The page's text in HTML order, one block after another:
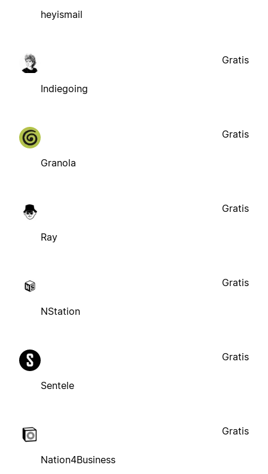
heyismail
Indiegoing
Gratis
Granola
Gratis
Ray
Gratis
NStation
Gratis
Sentele
Gratis
Nation4Business
Gratis